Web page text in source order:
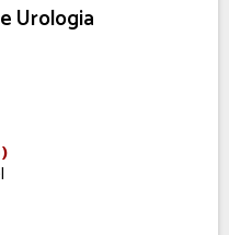
Urologia